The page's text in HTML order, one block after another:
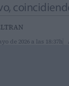
de 2026 a las 18:37h